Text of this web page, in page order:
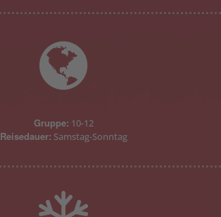
Gruppe: 10-12
Reisedauer: Samstag-Sonntag